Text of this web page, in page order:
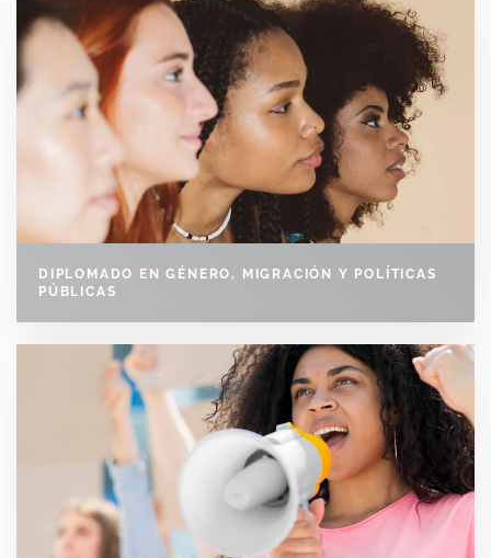
DIPLOMADO EN GÉNERO, MIGRACIÓN Y POLÍTICAS
PÚBLICAS